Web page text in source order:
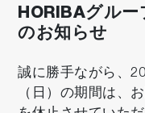
HORIBAグルー
のお知らせ
誠に勝手ながら、
（日）の期間は、